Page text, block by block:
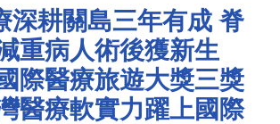
深耕關島三年有成 脊
重病人術後獲新生
際醫療旅遊大獎三獎
醫療軟實力躍上國際